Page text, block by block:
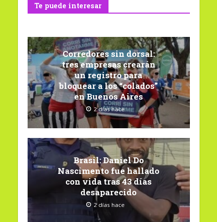
Te puede interesar
Corredores sin dorsal:
tres empresas crearán
un registro para
bloquear a los “colados”
en Buenos Aires
2 días hace
Brasil: Daniel Do
Nascimento fue hallado
con vida tras 43 días
desaparecido
2 días hace